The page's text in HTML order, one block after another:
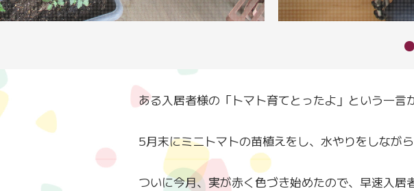
ある入居者様の「トマト育てとったよ」という一言
5月末にミニトマトの苗植えをし、水やりをしなが
ついに今月、実が赤く色づき始めたので、早速入居